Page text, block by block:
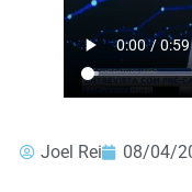
Joel Rei 08/04/